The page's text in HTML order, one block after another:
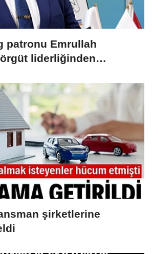
patronu Emrullah
liderliğinden
el konuldu
şirketlerine